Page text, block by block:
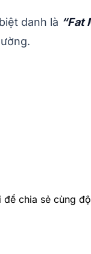
danh là “Fat
chia sẻ cùng